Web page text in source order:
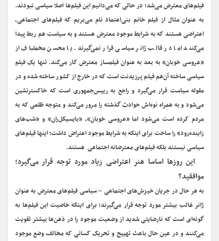
فیلم‌های معترض می‌شد؛ در حالی که می‌دانیم این فیلم‌ها اصلا سیاسی نبودند.
به عنوان مثال از فیلم خانم بنی‌اعتماد نام می‌بریم که فیلم‌های اجتماعی،
اعتراضی هستند که به شرایط موجود معترض هستند و به سیاست هم ربط پیدا
می‌کنند اما در قالب ژانر سیاسی قرار نمی‌گیرند. یا محسن مخملباف از
«عروسی خوبان» به بعد به عنوان فیلمساز معترض کار می‌کند. تنها یک فیلم
سیاسی ساخته آن‌هم فیلم پرزیدنت است که در خارج از کشور ساخته شده و در
مقوله سیاست قرار می‌گیرد و راجع به رییس‌جمهوری است که خاکسترنشین
می‌شود و به همراه نوه‌اش حوادث گذشته را مرور می‌کند و متوجه ظلمی که به
مردم کرده ‌است می‌شود اما «عروسی خوبان»، «بایسیکل‌ران» و «شب‌های
زاینده‌رود» را ساخت برای اینکه به شرایط موجود اعتراض داشت؛ اینها فیلم‌های
سیاسی نیستند بلکه فیلم‌های معترضانه اجتماعی هستند.
‌‌این روزها اساسا هنر اعتراضی زیاد مورد توجه قرار می‌گیرد؛
موافقید؟
به هر حال در جریان خیزش‌های اجتماعی – سیاسی فیلم‌های معترض به عنوان
ژانر غالب بیشتر مورد توجه قرار می‌گیرند؛ برای اینکه خاصیت این فیلم‌ها به
گونه‌ای است که نارضایتی شدید از وضعیت موجود را در ذهن‌ها بیشتر تقویت
می‌کنند و در عین حال باعث تهییج و تحریک کسانی که مخالف وضع موجود